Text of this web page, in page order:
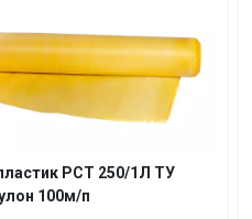
РСТ 250/1Л ТУ
100м/п